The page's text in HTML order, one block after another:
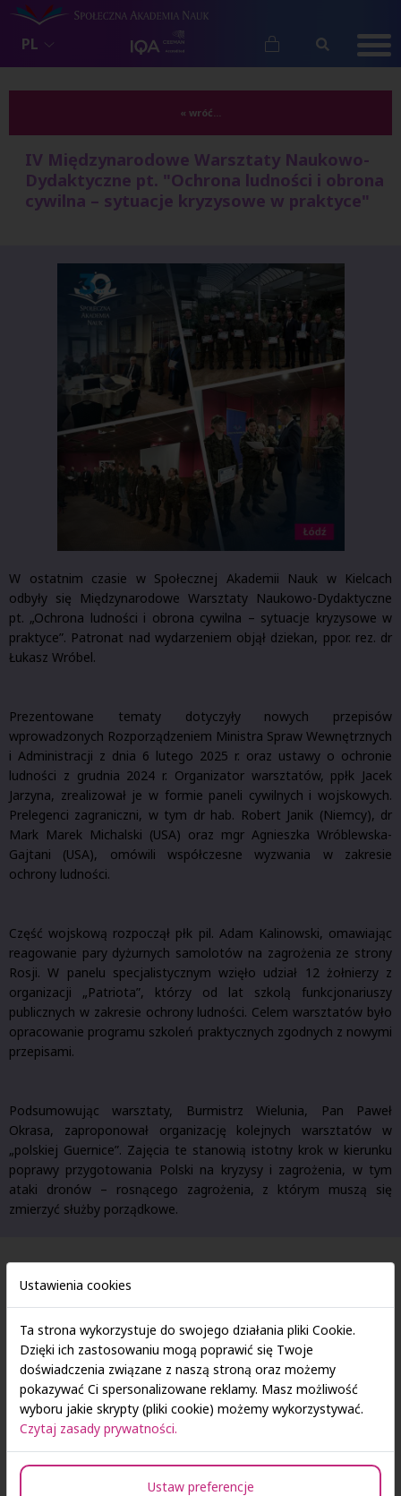
PL
« wróć...
IV Międzynarodowe Warsztaty Naukowo-
Dydaktyczne pt. "Ochrona ludności i obrona
cywilna – sytuacje kryzysowe w praktyce"
W ostatnim czasie w Społecznej Akademii Nauk w Kielcach
odbyły się Międzynarodowe Warsztaty Naukowo-Dydaktyczne
pt. „Ochrona ludności i obrona cywilna – sytuacje kryzysowe w
praktyce”. Patronat nad wydarzeniem objął dziekan, ppor. rez. dr
Łukasz Wróbel.
Prezentowane tematy dotyczyły nowych przepisów
wprowadzonych Rozporządzeniem Ministra Spraw Wewnętrznych
i Administracji z dnia 6 lutego 2025 r. oraz ustawy o ochronie
ludności z grudnia 2024 r. Organizator warsztatów, ppłk Jacek
Jarzyna, zrealizował je w formie paneli cywilnych i wojskowych.
Prelegenci zagraniczni, w tym dr hab. Robert Janik (Niemcy), dr
Mark Marek Michalski (USA) oraz mgr Agnieszka Wróblewska-
Gajtani (USA), omówili współczesne wyzwania w zakresie
ochrony ludności.
Część wojskową rozpoczął płk pil. Adam Kalinowski, omawiając
reagowanie pary dyżurnych samolotów na zagrożenia ze strony
Rosji. W panelu specjalistycznym wzięło udział 12 żołnierzy z
organizacji „Patriota”, którzy od lat szkolą funkcjonariuszy
publicznych w zakresie ochrony ludności. Celem warsztatów było
opracowanie programu szkoleń praktycznych zgodnych z nowymi
przepisami.
Podsumowując warsztaty, Burmistrz Wielunia, Pan Paweł
Okrasa, zaproponował organizację kolejnych warsztatów w
„polskiej Guernice”. Zajęcia te stanowią istotny krok w kierunku
poprawy przygotowania Polski na kryzysy i zagrożenia, w tym
ataki dronów – rosnącego zagrożenia, z którym muszą się
zmierzyć służby porządkowe.
Ustawienia cookies
Ta strona wykorzystuje do swojego działania pliki Cookie.
Dzięki ich zastosowaniu mogą poprawić się Twoje
doświadczenia związane z naszą stroną oraz możemy
pokazywać Ci spersonalizowane reklamy. Masz możliwość
wyboru jakie skrypty (pliki cookie) możemy wykorzystywać.
Czytaj zasady prywatności.
Ustaw preferencje